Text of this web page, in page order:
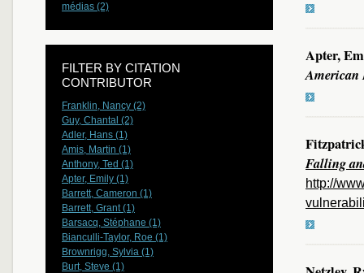
Apter,
Falling
http://
médias (2)
FILTER BY CITATION
CONTRIBUTOR
Franklin, Nancy (2)
Guy, Chantal (2)
Adler, Hans (1)
Amis, Martin (1)
Anthony, Ted (1)
Apter, Emily (1)
Barrett, Cameron (1)
Barrett, Grant (1)
Barsacq, Stéphane (1)
Bianculli-Taylor, Roe (1)
Brownrigg, Sylvia (1)
Burt, Steve (1)